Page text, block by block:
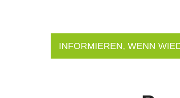
INFORMIEREN, WENN